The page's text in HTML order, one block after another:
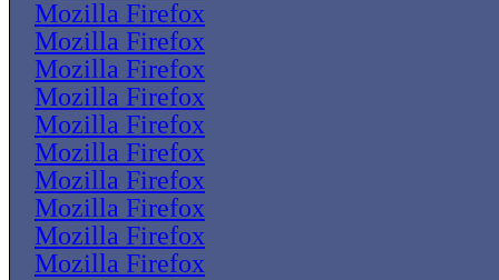
Mozilla Firefox
Mozilla Firefox
Mozilla Firefox
Mozilla Firefox
Mozilla Firefox
Mozilla Firefox
Mozilla Firefox
Mozilla Firefox
Mozilla Firefox
Mozilla Firefox